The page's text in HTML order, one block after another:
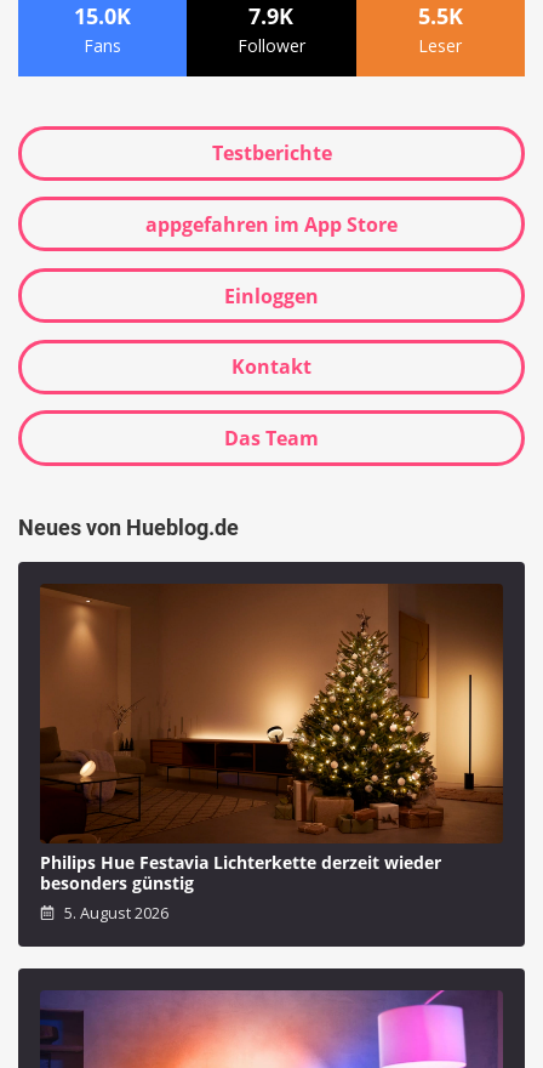
15.0K
Fans
7.9K
Follower
5.5K
Leser
Testberichte
appgefahren im App Store
Einloggen
Kontakt
Das Team
Neues von Hueblog.de
Philips Hue Festavia Lichterkette derzeit wieder
besonders günstig
5. August 2026